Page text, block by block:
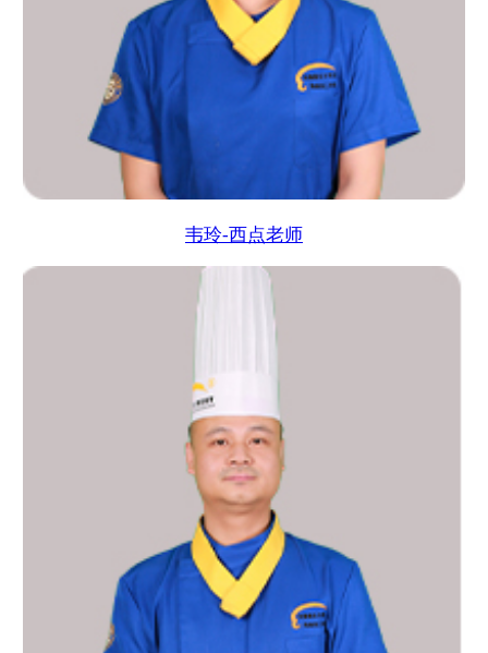
韦玲-西点老师